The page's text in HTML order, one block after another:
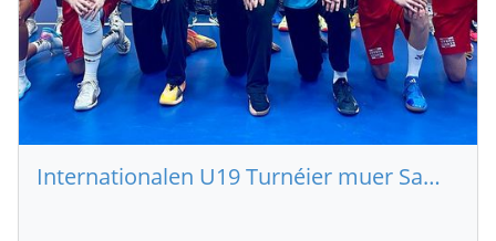
Internationalen U19 Turnéier muer Samschdeg 9. November